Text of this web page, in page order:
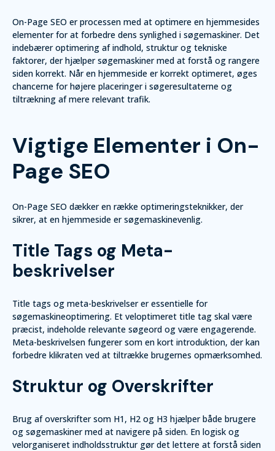
On-Page SEO er processen med at optimere en hjemmesides
elementer for at forbedre dens synlighed i søgemaskiner. Det
indebærer optimering af indhold, struktur og tekniske
faktorer, der hjælper søgemaskiner med at forstå og rangere
siden korrekt. Når en hjemmeside er korrekt optimeret, øges
chancerne for højere placeringer i søgeresultaterne og
tiltrækning af mere relevant trafik.
Vigtige Elementer i On-
Page SEO
On-Page SEO dækker en række optimeringsteknikker, der
sikrer, at en hjemmeside er søgemaskinevenlig.
Title Tags og Meta-
beskrivelser
Title tags og meta-beskrivelser er essentielle for
søgemaskineoptimering. Et veloptimeret title tag skal være
præcist, indeholde relevante søgeord og være engagerende.
Meta-beskrivelsen fungerer som en kort introduktion, der kan
forbedre klikraten ved at tiltrække brugernes opmærksomhed.
Struktur og Overskrifter
Brug af overskrifter som H1, H2 og H3 hjælper både brugere
og søgemaskiner med at navigere på siden. En logisk og
velorganiseret indholdsstruktur gør det lettere at forstå siden